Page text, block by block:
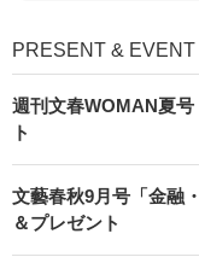
PRESENT & EVENT
週刊文春WOMAN夏
ト
文藝春秋9月号「金融
＆プレゼント